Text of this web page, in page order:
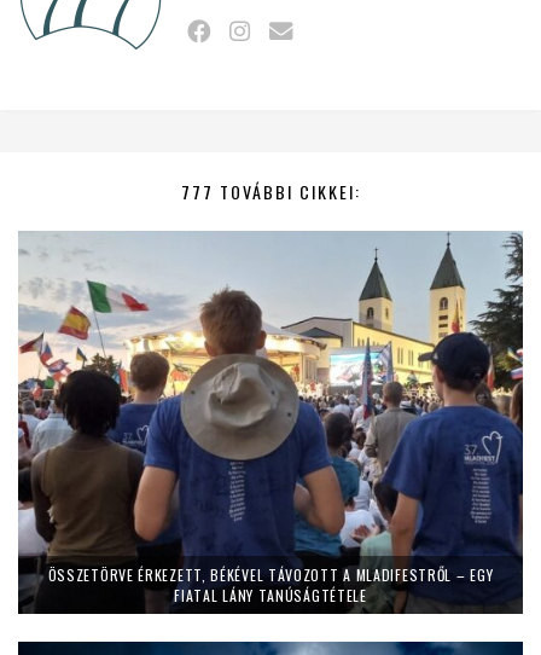
777 TOVÁBBI CIKKEI:
ÖSSZETÖRVE ÉRKEZETT, BÉKÉVEL TÁVOZOTT A MLADIFESTRŐL – EGY
FIATAL LÁNY TANÚSÁGTÉTELE